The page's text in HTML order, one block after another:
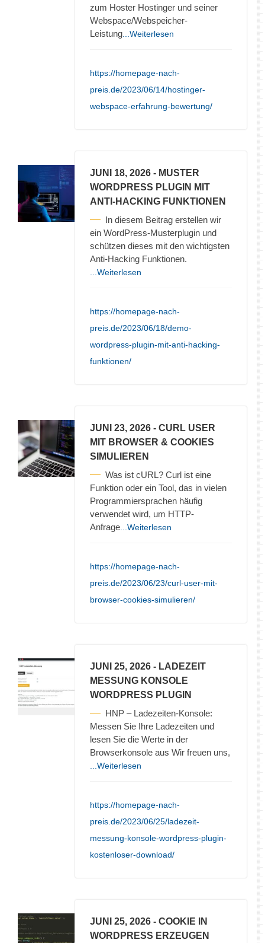
zum Hoster Hostinger und seiner
Webspace/Webspeicher-
Leistung ...Weiterlesen
https://homepage-nach-
preis.de/2023/06/14/hostinger-
webspace-erfahrung-bewertung/
JUNI 18, 2026 - MUSTER
WORDPRESS PLUGIN MIT
ANTI-HACKING FUNKTIONEN
In diesem Beitrag erstellen wir
ein WordPress-Musterplugin und
schützen dieses mit den wichtigsten
Anti-Hacking Funktionen.
...Weiterlesen
https://homepage-nach-
preis.de/2023/06/18/demo-
wordpress-plugin-mit-anti-hacking-
funktionen/
JUNI 23, 2026 - CURL USER
MIT BROWSER & COOKIES
SIMULIEREN
Was ist cURL? Curl ist eine
Funktion oder ein Tool, das in vielen
Programmiersprachen häufig
verwendet wird, um HTTP-
Anfrage ...Weiterlesen
https://homepage-nach-
preis.de/2023/06/23/curl-user-mit-
browser-cookies-simulieren/
JUNI 25, 2026 - LADEZEIT
MESSUNG KONSOLE
WORDPRESS PLUGIN
HNP – Ladezeiten-Konsole:
Messen Sie Ihre Ladezeiten und
lesen Sie die Werte in der
Browserkonsole aus Wir freuen uns,
...Weiterlesen
https://homepage-nach-
preis.de/2023/06/25/ladezeit-
messung-konsole-wordpress-plugin-
kostenloser-download/
JUNI 25, 2026 - COOKIE IN
WORDPRESS ERZEUGEN